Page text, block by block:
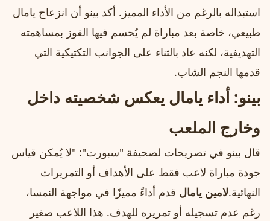
استبداله بالرغم من الأداء المميز. أكد بينو أن انزعاج يامال
طبيعي، خاصة بعد مباراة لم يُحسم فيها الفوز بمساهمته
التهديفية، لكنه عاد بالثناء على الجوانب التكتيكية التي
قدمها النجم الشاب.
بينو: أداء يامال يعكس شخصيته داخل
وخارج الملعب
قال بينو في تصريحات لصحيفة "سبورت": "لا يُمكن قياس
جودة مباراة لاعب فقط على الأهداف أو التمريرات
النهائية.لامين يامال قدم أداءً مميزًا في مواجهة النمسا،
رغم عدم تسجيله أو تمريره للهدف. هذا اللاعب صغير